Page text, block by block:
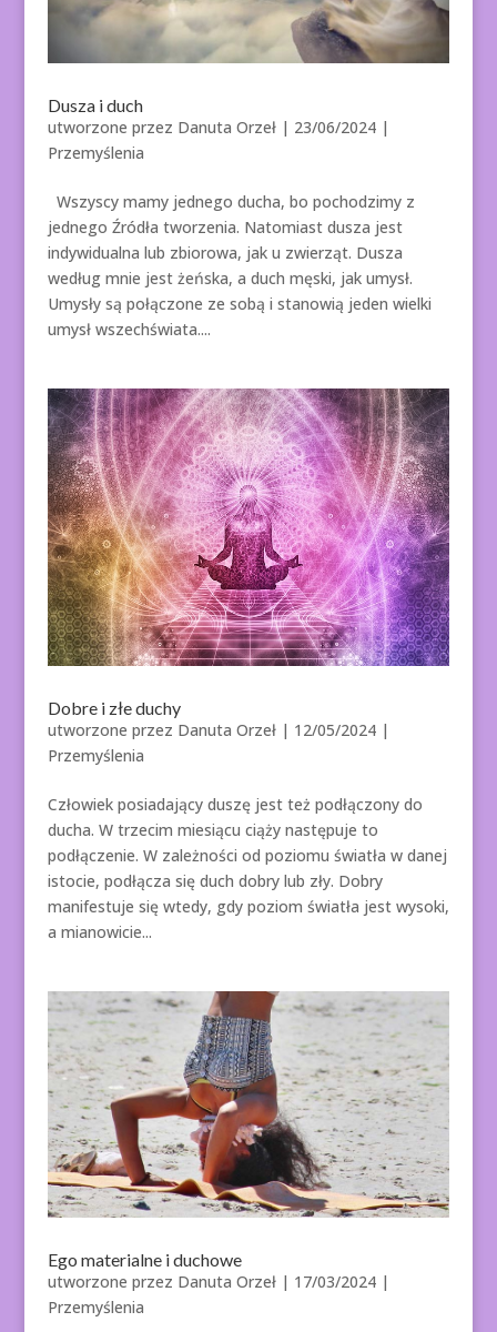
Dusza i duch
utworzone przez Danuta Orzeł| 23/06/2024|
Przemyślenia
Wszyscy mamy jednego ducha, bo pochodzimy z
jednego Źródła tworzenia. Natomiast dusza jest
indywidualna lub zbiorowa, jak u zwierząt. Dusza
według mnie jest żeńska, a duch męski, jak umysł.
Umysły są połączone ze sobą i stanowią jeden wielki
umysł wszechświata....
Dobre i złe duchy
utworzone przez Danuta Orzeł| 12/05/2024|
Przemyślenia
Człowiek posiadający duszę jest też podłączony do
ducha. W trzecim miesiącu ciąży następuje to
podłączenie. W zależności od poziomu światła w danej
istocie, podłącza się duch dobry lub zły. Dobry
manifestuje się wtedy, gdy poziom światła jest wysoki,
a mianowicie...
Ego materialne i duchowe
utworzone przez Danuta Orzeł| 17/03/2024|
Przemyślenia